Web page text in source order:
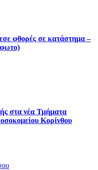
φθορές σε κατάστημα –
στα νέα Τμήματα
Κορίνθου